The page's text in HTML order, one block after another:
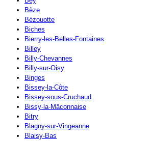
Bèze
Bézouotte
Biches
Bierry-les-Belles-Fontaines
Billey
Billy-Chevannes
Billy-sur-Oisy
Binges
Bissey-la-Côte
Bissey-sous-Cruchaud
Bissy-la-Mâconnaise
Bitry
Blagny-sur-Vingeanne
Blaisy-Bas